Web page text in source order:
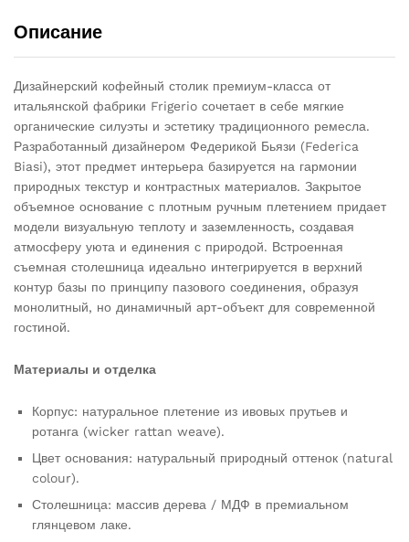
Описание
Дизайнерский кофейный столик премиум-класса от
итальянской фабрики Frigerio сочетает в себе мягкие
органические силуэты и эстетику традиционного ремесла.
Разработанный дизайнером Федерикой Бьязи (Federica
Biasi), этот предмет интерьера базируется на гармонии
природных текстур и контрастных материалов. Закрытое
объемное основание с плотным ручным плетением придает
модели визуальную теплоту и заземленность, создавая
атмосферу уюта и единения с природой. Встроенная
съемная столешница идеально интегрируется в верхний
контур базы по принципу пазового соединения, образуя
монолитный, но динамичный арт-объект для современной
гостиной.
Материалы и отделка
Корпус: натуральное плетение из ивовых прутьев и
ротанга (wicker rattan weave).
Цвет основания: натуральный природный оттенок (natural
colour).
Столешница: массив дерева / МДФ в премиальном
глянцевом лаке.